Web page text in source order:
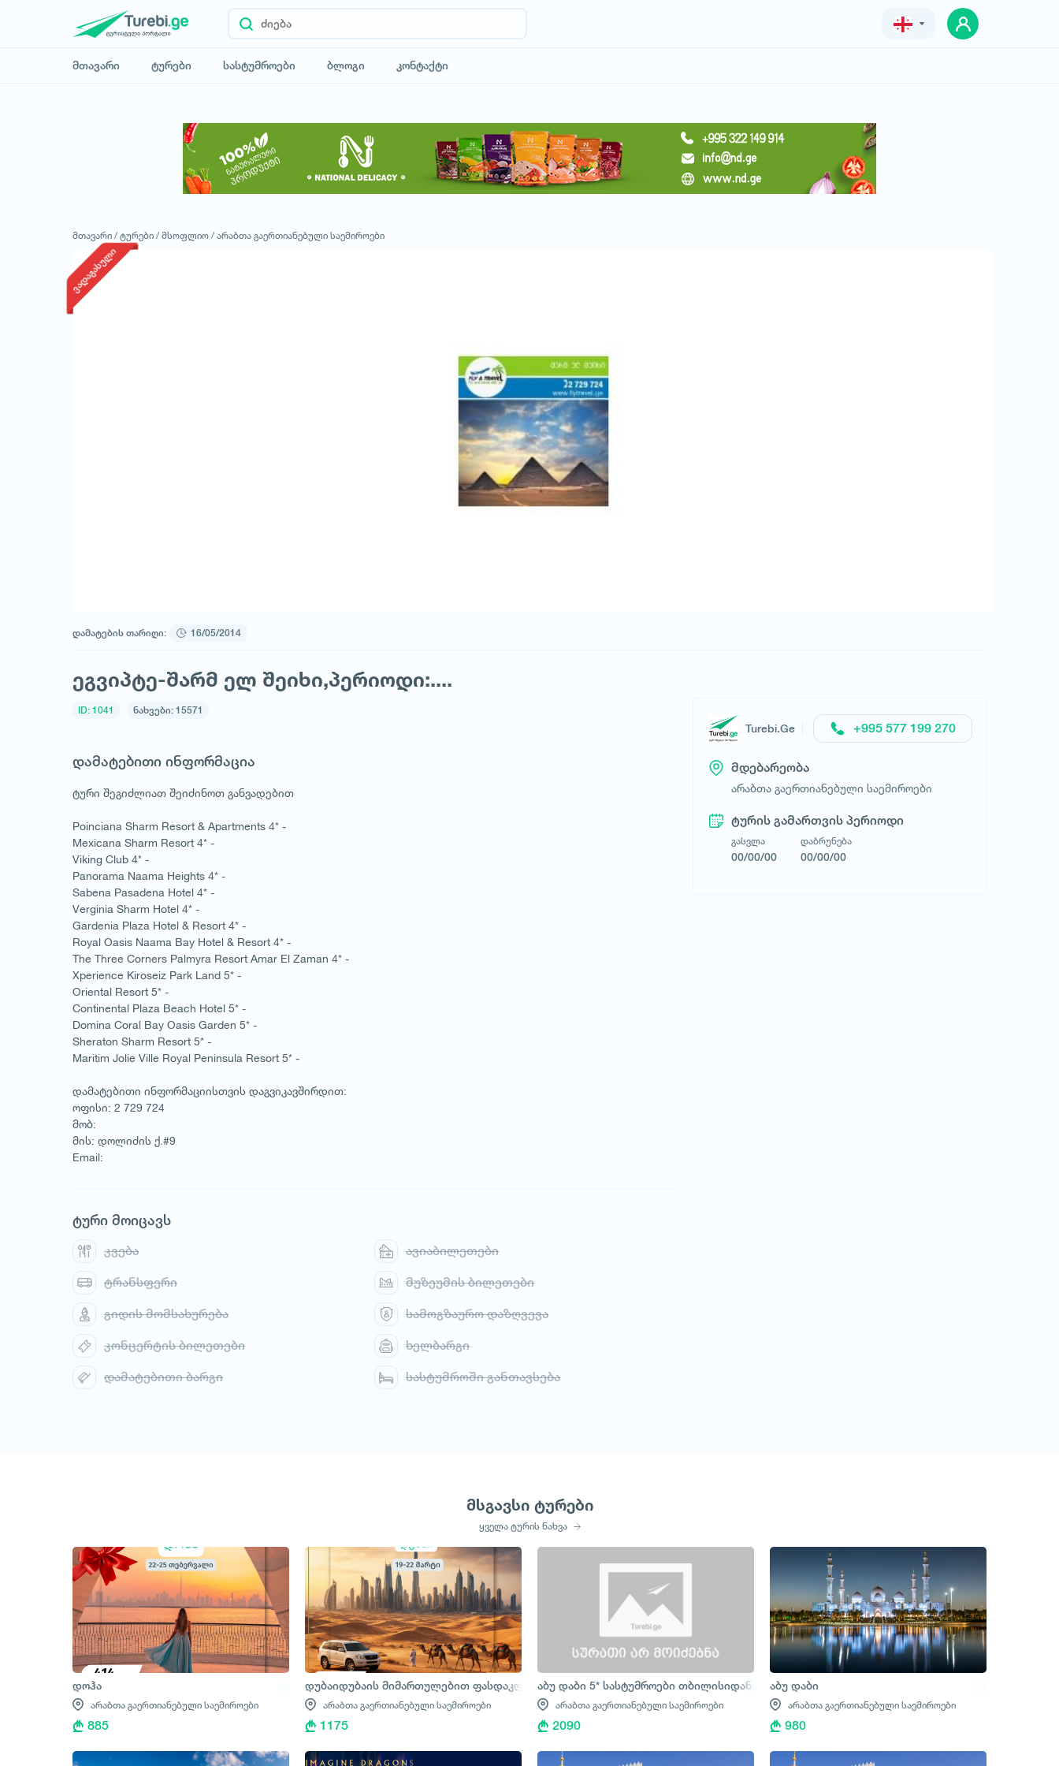
მთავარი ტურები სასტუმროები ბლოგი კონტაქტი
მოითხოვე ტური
მთავარი / ტურები / მსოფლიო / არაბთა გაერთიანებული საემიროები
ვადაგასული
დამატების თარიღი: 16/05/2014
ეგვიპტე-შარმ ელ შეიხი,პერიოდი:....
ID: 1041 ნახვები: 15571
დამატებითი ინფორმაცია
ტური შეგიძლიათ შეიძინოთ განვადებით
Poinciana Sharm Resort & Apartments 4* -
Mexicana Sharm Resort 4* -
Viking Club 4* -
Panorama Naama Heights 4* -
Sabena Pasadena Hotel 4* -
Verginia Sharm Hotel 4* -
Gardenia Plaza Hotel & Resort 4* -
Royal Oasis Naama Bay Hotel & Resort 4* -
The Three Corners Palmyra Resort Amar El Zaman 4* -
Xperience Kiroseiz Park Land 5* -
Oriental Resort 5* -
Continental Plaza Beach Hotel 5* -
Domina Coral Bay Oasis Garden 5* -
Sheraton Sharm Resort 5* -
Maritim Jolie Ville Royal Peninsula Resort 5* -
დამატებითი ინფორმაციისთვის დაგვიკავშირდით:
ოფისი: 2 729 724
მობ:
მის: დოლიძის ქ.#9
Email:
ტური მოიცავს
კვება ავიაბილეთები
ტრანსფერი მუზეუმის ბილეთები
გიდის მომსახურება სამოგზაურო დაზღვევა
კონცერტის ბილეთები ხელბარგი
დამატებითი ბარგი სასტუმროში განთავსება
Turebi.Ge +995 577 199 270
მდებარეობა
არაბთა გაერთიანებული საემიროები
ტურის გამართვის პერიოდი
გასვლა
00/00/00
დაბრუნება
00/00/00
მსგავსი ტურები
ყველა ტურის ნახვა
დოჰა
არაბთა გაერთიანებული საემიროები
885
დუბაიდუბაის მიმართულებით ფასდაკლებები გრძელდება
არაბთა გაერთიანებული საემიროები
1175
აბუ დაბი 5* სასტუმროები თბილისიდან
არაბთა გაერთიანებული საემიროები
2090
აბუ დაბი
არაბთა გაერთიანებული საემიროები
980